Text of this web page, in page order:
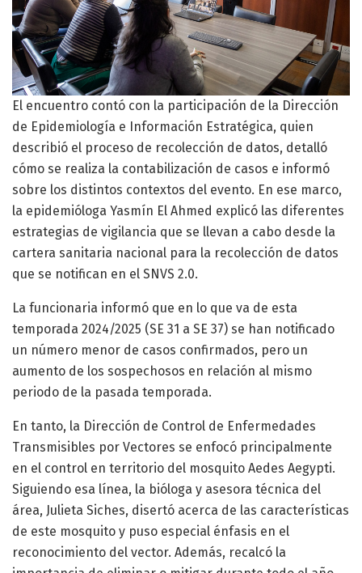
El encuentro contó con la participación de la Dirección
de Epidemiología e Información Estratégica, quien
describió el proceso de recolección de datos, detalló
cómo se realiza la contabilización de casos e informó
sobre los distintos contextos del evento. En ese marco,
la epidemióloga Yasmín El Ahmed explicó las diferentes
estrategias de vigilancia que se llevan a cabo desde la
cartera sanitaria nacional para la recolección de datos
que se notifican en el SNVS 2.0.
La funcionaria informó que en lo que va de esta
temporada 2024/2025 (SE 31 a SE 37) se han notificado
un número menor de casos confirmados, pero un
aumento de los sospechosos en relación al mismo
periodo de la pasada temporada.
En tanto, la Dirección de Control de Enfermedades
Transmisibles por Vectores se enfocó principalmente
en el control en territorio del mosquito Aedes Aegypti.
Siguiendo esa línea, la bióloga y asesora técnica del
área, Julieta Siches, disertó acerca de las características
de este mosquito y puso especial énfasis en el
reconocimiento del vector. Además, recalcó la